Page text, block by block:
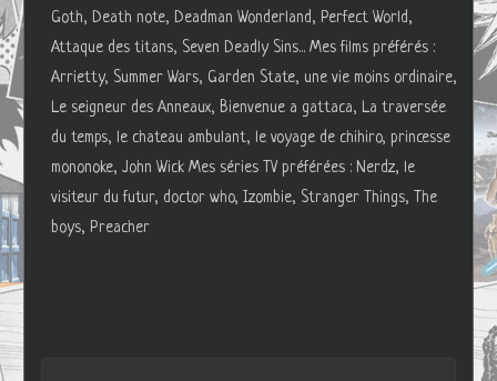
Goth, Death note, Deadman Wonderland, Perfect World,
Attaque des titans, Seven Deadly Sins... Mes films préférés :
Arrietty, Summer Wars, Garden State, une vie moins ordinaire,
Le seigneur des Anneaux, Bienvenue a gattaca, La traversée
du temps, le chateau ambulant, le voyage de chihiro, princesse
mononoke, John Wick Mes séries TV préférées : Nerdz, le
visiteur du futur, doctor who, Izombie, Stranger Things, The
boys, Preacher